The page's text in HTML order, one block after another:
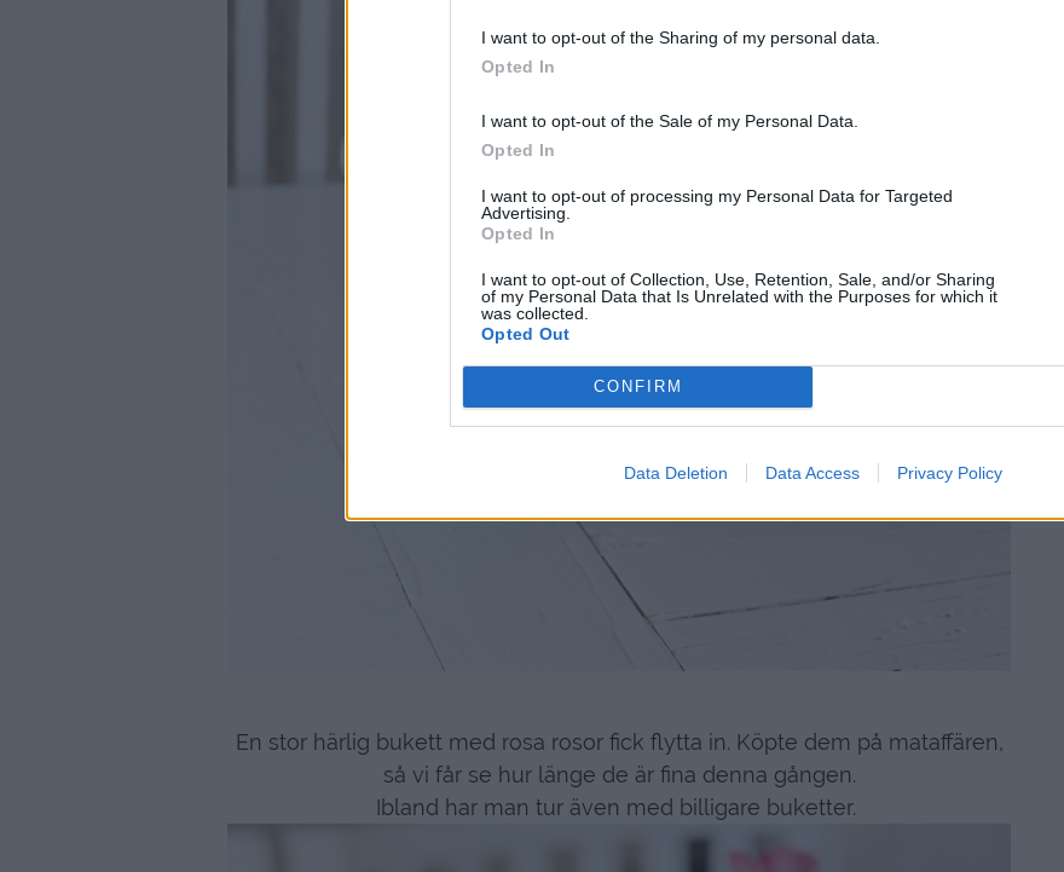
I want to opt-out of the Sharing of my personal data.
Opted In
I want to opt-out of the Sale of my Personal Data.
Opted In
I want to opt-out of processing my Personal Data for Targeted
Advertising.
Opted In
I want to opt-out of Collection, Use, Retention, Sale, and/or Sharing
of my Personal Data that Is Unrelated with the Purposes for which it
was collected.
Opted Out
CONFIRM
Data Deletion Data Access Privacy Policy
En stor härlig bukett med rosa rosor fick flytta in. Köpte dem på mataffären,
så vi får se hur länge de är fina denna gången.
Ibland har man tur även med billigare buketter.